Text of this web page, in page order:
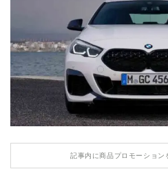
【MERCEDES BENZ】
【BMW】
【AUDI】
【PORSCHE】
HONDA
記事内に商品プロモーション